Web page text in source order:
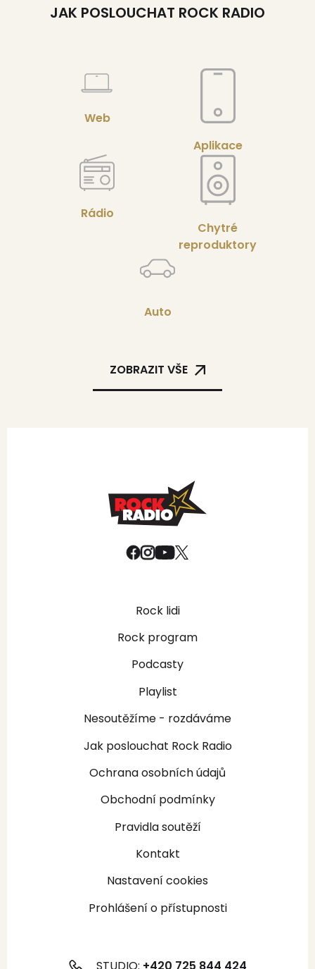
JAK POSLOUCHAT ROCK RADIO
Web
Aplikace
Rádio
Chytré
reproduktory
Auto
ZOBRAZIT VŠE
Rock lidi
Rock program
Podcasty
Playlist
Nesoutěžíme - rozdáváme
Jak poslouchat Rock Radio
Ochrana osobních údajů
Obchodní podmínky
Pravidla soutěží
Kontakt
Nastavení cookies
Prohlášení o přístupnosti